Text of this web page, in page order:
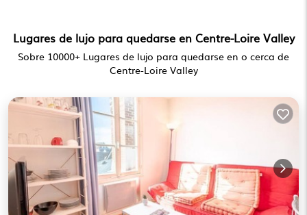
Lugares de lujo para quedarse en Centre-Loire Valley
Sobre 10000+ Lugares de lujo para quedarse en o cerca de
Centre-Loire Valley